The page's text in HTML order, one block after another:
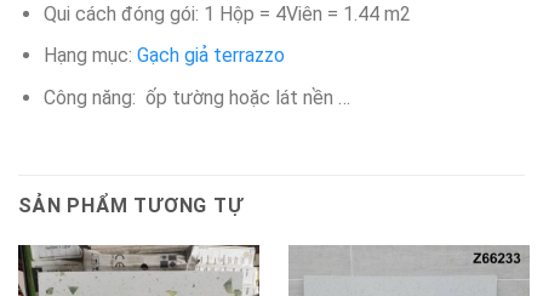
Qui cách đóng gói: 1 Hộp = 4Viên = 1.44 m2
Hạng mục: Gạch giả terrazzo
Công năng: ốp tường hoặc lát nền …
SẢN PHẨM TƯƠNG TỰ